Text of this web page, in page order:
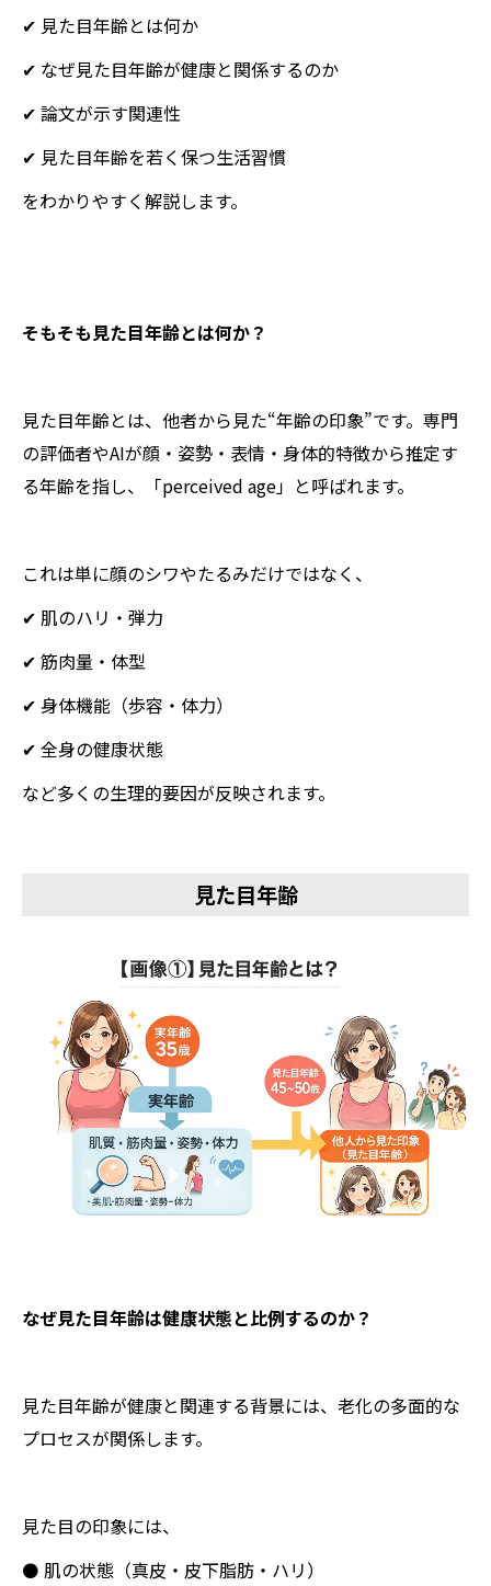
✔ 見た目年齢とは何か
✔ なぜ見た目年齢が健康と関係するのか
✔ 論文が示す関連性
✔ 見た目年齢を若く保つ生活習慣
をわかりやすく解説します。
そもそも見た目年齢とは何か？
見た目年齢とは、他者から見た“年齢の印象”です。専門
の評価者やAIが顔・姿勢・表情・身体的特徴から推定す
る年齢を指し、「perceived age」と呼ばれます。
これは単に顔のシワやたるみだけではなく、
✔ 肌のハリ・弾力
✔ 筋肉量・体型
✔ 身体機能（歩容・体力）
✔ 全身の健康状態
など多くの生理的要因が反映されます。
見た目年齢
なぜ見た目年齢は健康状態と比例するのか？
見た目年齢が健康と関連する背景には、老化の多面的な
プロセスが関係します。
見た目の印象には、
⚫ 肌の状態（真皮・皮下脂肪・ハリ）